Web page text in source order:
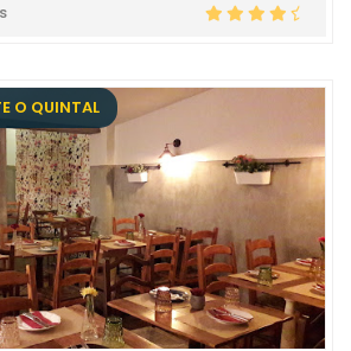
O QUINTAL